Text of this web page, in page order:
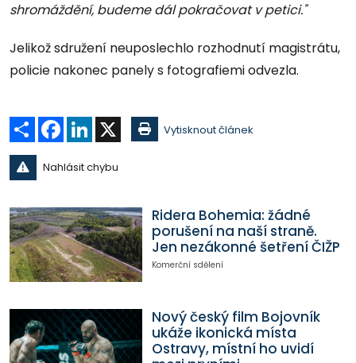
shromáždění, budeme dál pokračovat v petici."
Jelikož sdružení neuposlechlo rozhodnutí magistrátu,
policie nakonec panely s fotografiemi odvezla.
Sdílet Facebook
LinkedIn Vytisknout článek
Nahlásit chybu
Ridera Bohemia: žádné
porušení na naší straně.
Jen nezákonné šetření ČIŽP
Komerční sdělení
Nový český film Bojovník
ukáže ikonická místa
Ostravy, místní ho uvidí